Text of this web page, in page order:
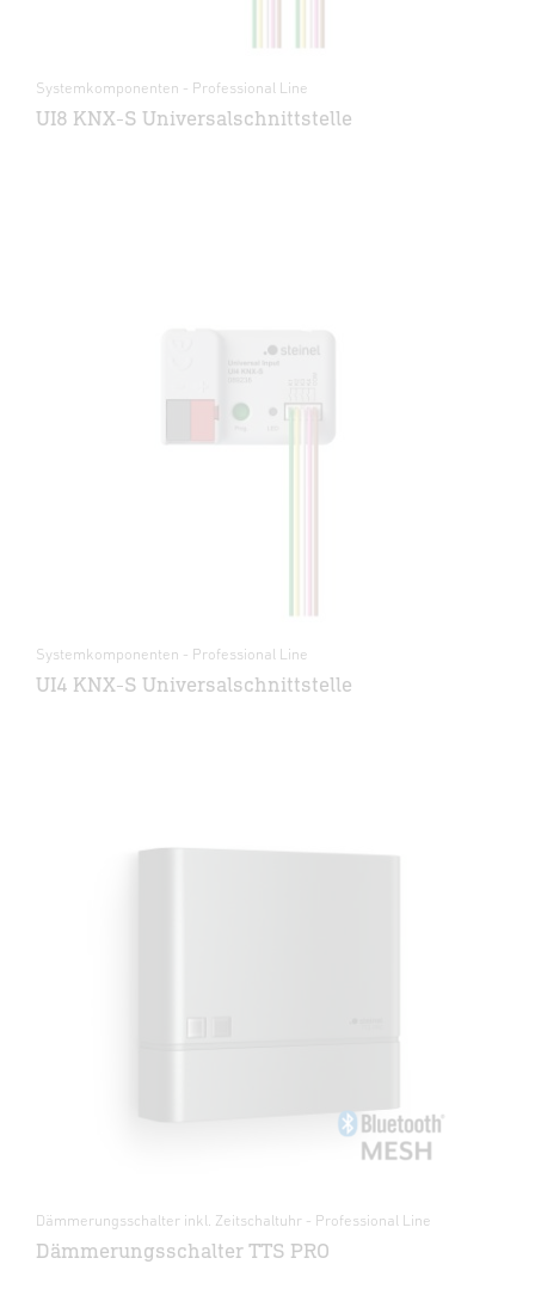
Systemkomponenten - Professional Line
UI8 KNX-S Universalschnittstelle
Systemkomponenten - Professional Line
UI4 KNX-S Universalschnittstelle
Dämmerungsschalter inkl. Zeitschaltuhr - Professional Line
Dämmerungsschalter TTS PRO